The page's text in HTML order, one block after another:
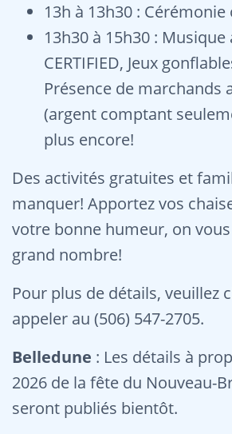
13h à 13h30 :
13h30 à 15h30 : Musique
CERTIFIED, Jeux
Présence de marchands
(argent comptant
plus encore!
Des activités gratuites et
manquer! Apportez vos
votre bonne humeur, on
grand nombre!
Pour plus de détails, veuillez
appeler au (506) 547-2705.
Belledune : Les détails à
2026 de la fête du Nouveau-
seront publiés bientôt.